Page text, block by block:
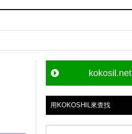
kokosil.net
用KOKOSHIL來查找